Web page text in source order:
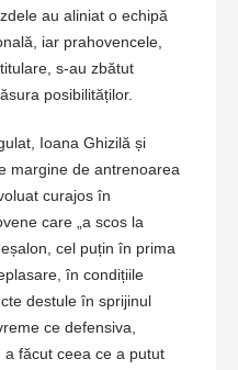
au aliniat o echipă
iar prahovencele,
s-au zbătut
posibilităților.
Ioana Ghizilă și
margine de antrenoarea
curajos în
care „a scos la
cel puțin în prima
în condițiile
destule în sprijinul
ce defensiva,
făcut ceea ce a putut